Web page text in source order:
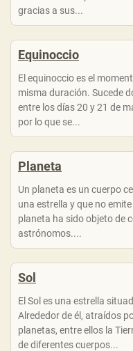
gracias a sus...
Equinoccio
El equinoccio es el
misma duración. Sucede
entre los días 20 y 21 de
por lo que se...
Planeta
Un planeta es un cuerpo
una estrella y que no
planeta ha sido objeto de
astrónomos....
Sol
El Sol es una estrella
Alrededor de él, atraídos
planetas, entre ellos la
de diferentes cuerpos...